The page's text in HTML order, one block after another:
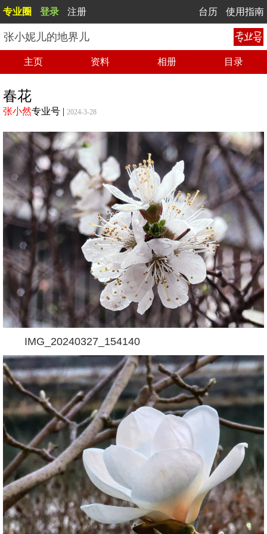
专业圈 登录 注册 台历 使用指南
张小妮儿的地界儿
主页 资料 相册 目录
春花
张小然专业号 | 2024-3-28
IMG_20240327_154140